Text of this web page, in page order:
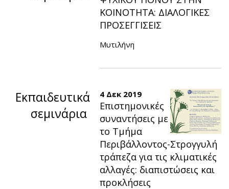
ΚΟΙΝΟΤΗΤΑ: ΔΙΑΛΟΓΙΚΕΣ
ΠΡΟΣΕΓΓΙΣΕΙΣ
Μυτιλήνη
Εκπαιδευτικά
σεμινάρια
4 Δεκ 2019
Επιστημονικές
συναντήσεις με
το Τμήμα
Περιβάλλοντος-Στρογγυλή
τράπεζα για τις κλιματικές
αλλαγές: διαπιστώσεις και
προκλήσεις